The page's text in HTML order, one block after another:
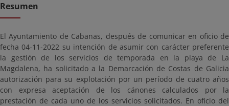
Resumen
El Ayuntamiento de Cabanas, después de comunicar en oficio de
fecha 04-11-2022 su intención de asumir con carácter preferente
la gestión de los servicios de temporada en la playa de La
Magdalena, ha solicitado a la Demarcación de Costas de Galicia
autorización para su explotación por un período de cuatro años
con expresa aceptación de los cánones calculados por la
prestación de cada uno de los servicios solicitados. En oficio del